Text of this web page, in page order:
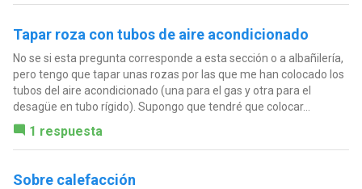
Tapar roza con tubos de aire acondicionado
No se si esta pregunta corresponde a esta sección o a albañilería,
pero tengo que tapar unas rozas por las que me han colocado los
tubos del aire acondicionado (una para el gas y otra para el
desagüe en tubo rígido). Supongo que tendré que colocar...
1 respuesta
Sobre calefacción